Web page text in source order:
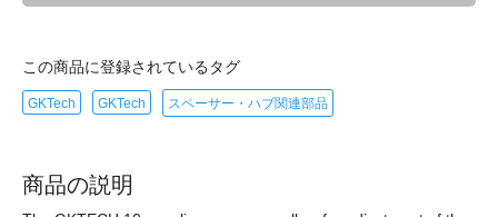
この商品に登録されているタグ
GKTech GKTech スペーサー・ハブ関連部品
商品の説明